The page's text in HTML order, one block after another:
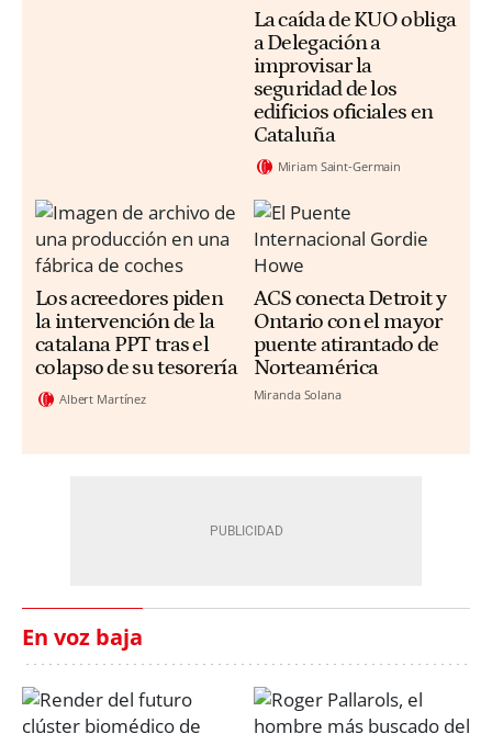
La caída de KUO obliga
a Delegación a
improvisar la
seguridad de los
edificios oficiales en
Cataluña
Miriam Saint-Germain
Los acreedores piden
la intervención de la
catalana PPT tras el
colapso de su tesorería
Albert Martínez
ACS conecta Detroit y
Ontario con el mayor
puente atirantado de
Norteamérica
Miranda Solana
En voz baja